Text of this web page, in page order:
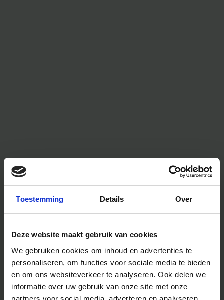
Toestemming Details Over
Deze website maakt gebruik van cookies
We gebruiken cookies om inhoud en advertenties te
personaliseren, om functies voor sociale media te bieden
en om ons websiteverkeer te analyseren. Ook delen we
informatie over uw gebruik van onze site met onze